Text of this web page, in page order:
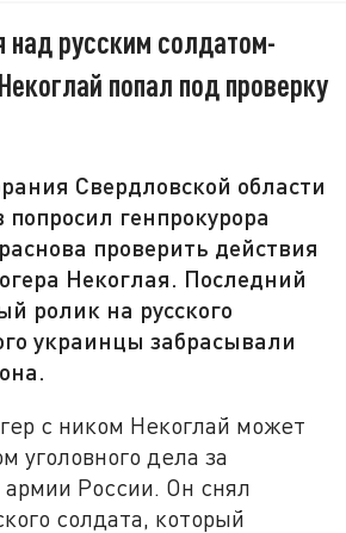
над русским солдатом-
попал под проверку
Свердловской области
генпрокурора
проверить действия
Некоглая. Последний
ролик на русского
украинцы забрасывали
с ником Некоглай может
уголовного дела за
России. Он снял
солдата, который